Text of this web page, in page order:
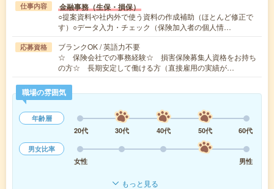
仕事内容 金融事務（生保・損保）
○提案資料や社内外で使う資料の作成補助（ほとんど修正で
す）○データ入力・チェック（保険加入者の個人情…
応募資格
ブランクOK / 英語力不要
☆ 保険会社での事務経験☆ 損害保険募集人資格をお持ち
の方☆ 長期安定して働ける方（直接雇用の実績が…
職場の雰囲気
年齢層
20代
30代 40代 50代
60代
男女比率
女性
男性
もっと見る